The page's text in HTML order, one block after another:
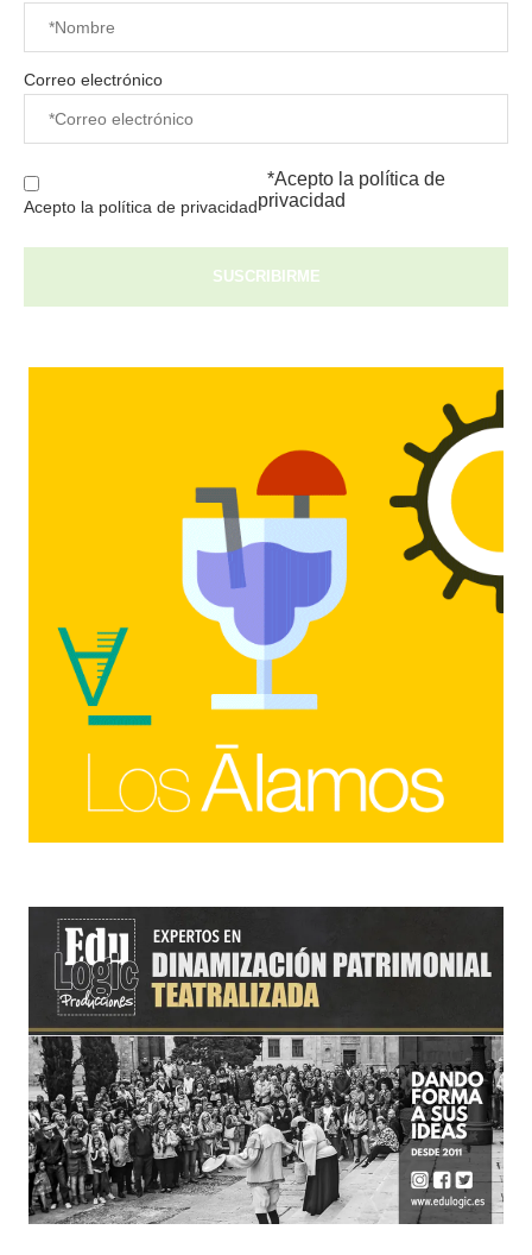
Correo electrónico
Acepto la política de privacidad
*Acepto la política de
privacidad